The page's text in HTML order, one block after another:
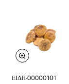
ΕΙΔΗ-00000101